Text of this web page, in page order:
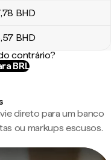
,78 BHD
,57 BHD
contrário?
BRL
direto para um banco
ou markups escusos.